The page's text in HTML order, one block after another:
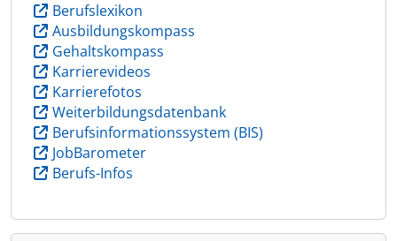
Berufslexikon
Ausbildungskompass
Gehaltskompass
Karrierevideos
Karrierefotos
Weiterbildungsdatenbank
Berufsinformationssystem (BIS)
JobBarometer
Berufs-Infos